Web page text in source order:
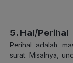
5. Hal/Perihal
Perihal adalah
surat. Misalnya,